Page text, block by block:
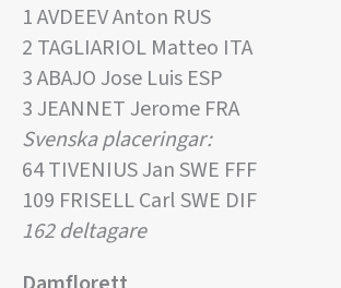
1 AVDEEV Anton RUS
2 TAGLIARIOL Matteo ITA
3 ABAJO Jose Luis ESP
3 JEANNET Jerome FRA
Svenska placeringar:
64 TIVENIUS Jan SWE FFF
109 FRISELL Carl SWE DIF
162 deltagare